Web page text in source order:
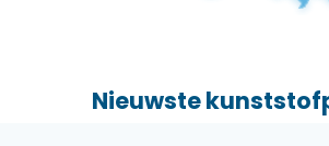
Nieuwste